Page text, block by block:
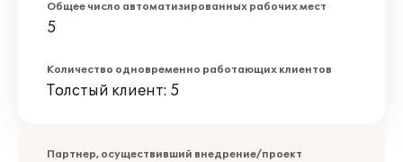
Общее число автоматизированных рабочих мест
5
Количество одновременно работающих клиентов
Толстый клиент: 5
Партнер, осуществивший внедрение/проект